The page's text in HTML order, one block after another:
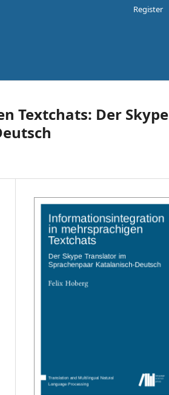
Register
Textchats: Der Skype